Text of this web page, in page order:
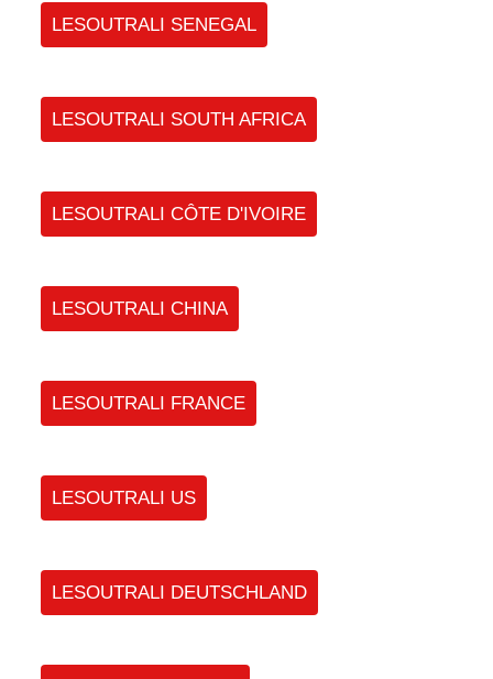
LESOUTRALI SENEGAL
LESOUTRALI SOUTH AFRICA
LESOUTRALI CÔTE D'IVOIRE
LESOUTRALI CHINA
LESOUTRALI FRANCE
LESOUTRALI US
LESOUTRALI DEUTSCHLAND